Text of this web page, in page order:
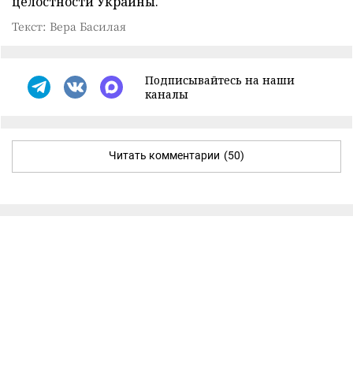
Текст: Вера Басилая
Подписывайтесь на наши
каналы
Читать комментарии (50)